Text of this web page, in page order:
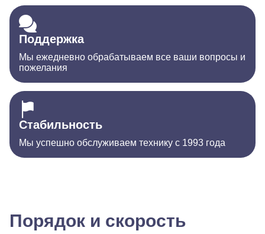
Поддержка
Мы ежедневно обрабатываем все ваши вопросы и
пожелания
Стабильность
Мы успешно обслуживаем технику с 1993 года
Порядок и скорость